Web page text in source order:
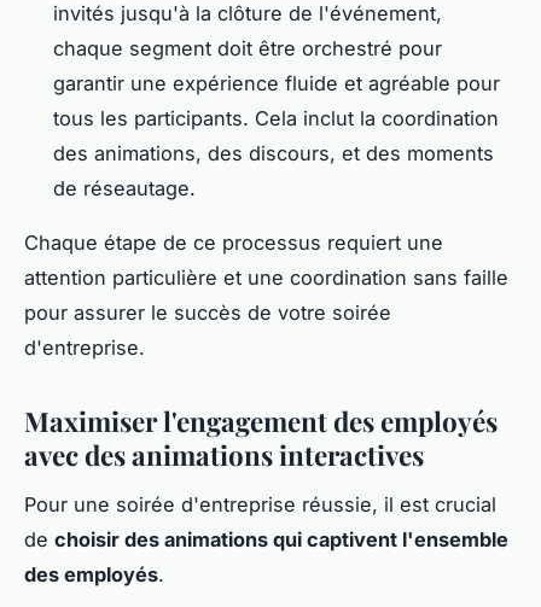
invités jusqu'à la clôture de l'événement,
chaque segment doit être orchestré pour
garantir une expérience fluide et agréable pour
tous les participants. Cela inclut la coordination
des animations, des discours, et des moments
de réseautage.
Chaque étape de ce processus requiert une
attention particulière et une coordination sans faille
pour assurer le succès de votre soirée
d'entreprise.
Maximiser l'engagement des employés
avec des animations interactives
Pour une soirée d'entreprise réussie, il est crucial
de choisir des animations qui captivent l'ensemble
des employés.